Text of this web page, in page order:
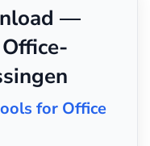
—
for Office